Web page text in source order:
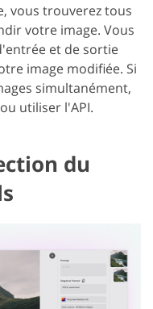
vous trouverez tous
votre image. Vous
et de sortie
image modifiée. Si
simultanément,
utiliser l'API.
du